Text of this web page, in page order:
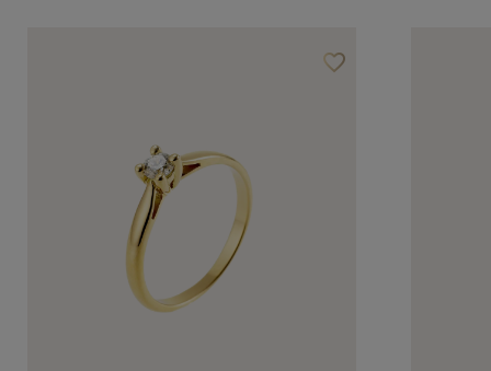
favorite_borderAjouter à vos favoris